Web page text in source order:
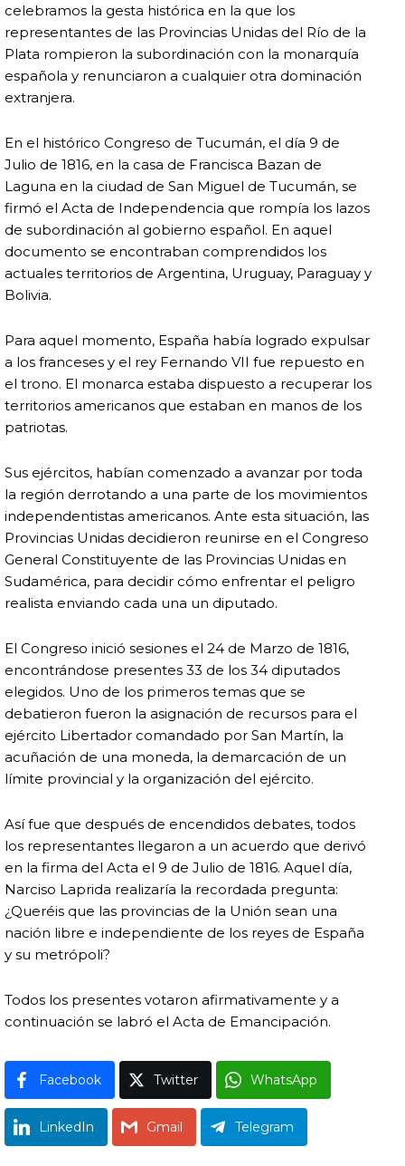
celebramos la gesta histórica en la que los
representantes de las Provincias Unidas del Río de la
Plata rompieron la subordinación con la monarquía
española y renunciaron a cualquier otra dominación
extranjera.
En el histórico Congreso de Tucumán, el día 9 de
Julio de 1816, en la casa de Francisca Bazan de
Laguna en la ciudad de San Miguel de Tucumán, se
firmó el Acta de Independencia que rompía los lazos
de subordinación al gobierno español. En aquel
documento se encontraban comprendidos los
actuales territorios de Argentina, Uruguay, Paraguay y
Bolivia.
Para aquel momento, España había logrado expulsar
a los franceses y el rey Fernando VII fue repuesto en
el trono. El monarca estaba dispuesto a recuperar los
territorios americanos que estaban en manos de los
patriotas.
Sus ejércitos, habían comenzado a avanzar por toda
la región derrotando a una parte de los movimientos
independentistas americanos. Ante esta situación, las
Provincias Unidas decidieron reunirse en el Congreso
General Constituyente de las Provincias Unidas en
Sudamérica, para decidir cómo enfrentar el peligro
realista enviando cada una un diputado.
El Congreso inició sesiones el 24 de Marzo de 1816,
encontrándose presentes 33 de los 34 diputados
elegidos. Uno de los primeros temas que se
debatieron fueron la asignación de recursos para el
ejército Libertador comandado por San Martín, la
acuñación de una moneda, la demarcación de un
límite provincial y la organización del ejército.
Así fue que después de encendidos debates, todos
los representantes llegaron a un acuerdo que derivó
en la firma del Acta el 9 de Julio de 1816. Aquel día,
Narciso Laprida realizaría la recordada pregunta:
¿Queréis que las provincias de la Unión sean una
nación libre e independiente de los reyes de España
y su metrópoli?
Todos los presentes votaron afirmativamente y a
continuación se labró el Acta de Emancipación.
Facebook Twitter WhatsApp
LinkedIn Gmail Telegram